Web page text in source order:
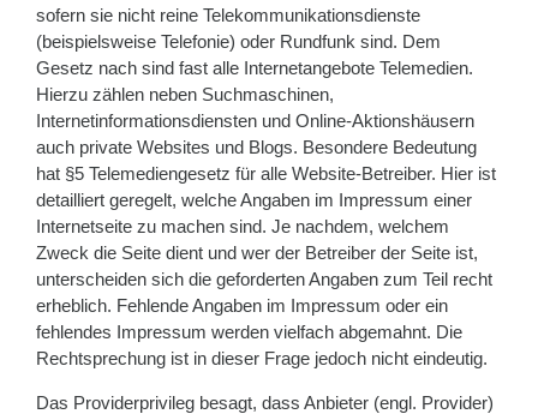
sofern sie nicht reine Telekommunikationsdienste
(beispielsweise Telefonie) oder Rundfunk sind. Dem
Gesetz nach sind fast alle Internetangebote Telemedien.
Hierzu zählen neben Suchmaschinen,
Internetinformationsdiensten und Online-Aktionshäusern
auch private Websites und Blogs. Besondere Bedeutung
hat §5 Telemediengesetz für alle Website-Betreiber. Hier ist
detailliert geregelt, welche Angaben im Impressum einer
Internetseite zu machen sind. Je nachdem, welchem
Zweck die Seite dient und wer der Betreiber der Seite ist,
unterscheiden sich die geforderten Angaben zum Teil recht
erheblich. Fehlende Angaben im Impressum oder ein
fehlendes Impressum werden vielfach abgemahnt. Die
Rechtsprechung ist in dieser Frage jedoch nicht eindeutig.
Das Providerprivileg besagt, dass Anbieter (engl. Provider)